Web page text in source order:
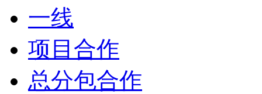
一线
项目合作
总分包合作